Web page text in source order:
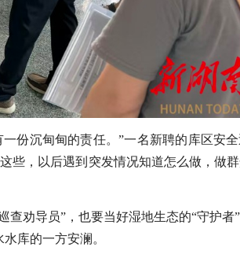
份沉甸甸的责任。”一名新聘的库区安
，以后遇到突发情况知道怎么做，做群
劝导员”，也要当好湿地生态的“守护者
库的一方安澜。